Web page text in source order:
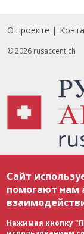
Footer
О проекте
© 2026 rusaccent.ch
соответствии с
международными
материалов возможно
или частичного
ОБЯЗАТЕЛЬНА
текст.
ее исключительной
Сайт
помогают нам
Нажимая кнопку